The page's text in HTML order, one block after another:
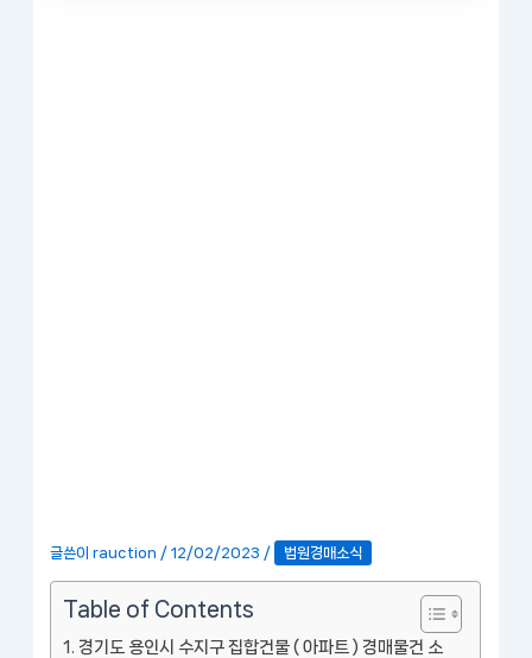
글쓴이rauction /12/02/2023 / 법원경매소식
Table of Contents
경기도 용인시 수지구 집합건물 ( 아파트 ) 경매물건 소